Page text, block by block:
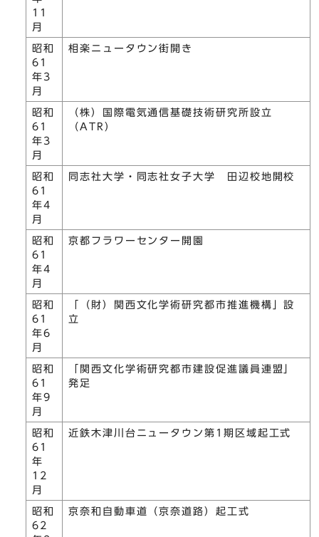
11
月
昭和
61
年3
月
相楽ニュータウン街開き
昭和
61
年3
月
（株）国際電気通信基礎技術研究所設立
（ATR）
昭和
61
年4
月
同志社大学・同志社女子大学 田辺校地開校
昭和
61
年4
月
京都フラワーセンター開園
昭和
61
年6
月
「（財）関西文化学術研究都市推進機構」設
立
昭和
61
年9
月
「関西文化学術研究都市建設促進議員連盟」
発足
昭和
61
年
12
月
近鉄木津川台ニュータウン第1期区域起工式
昭和
62
京奈和自動車道（京奈道路）起工式